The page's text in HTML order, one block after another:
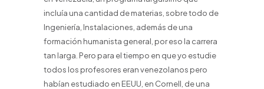
incluía una cantidad de materias, sobre todo de
Ingeniería, Instalaciones, además de una
formación humanista general, por eso la carrera
tan larga. Pero para el tiempo en que yo estudie
todos los profesores eran venezolanos pero
habían estudiado en EEUU, en Cornell, de una